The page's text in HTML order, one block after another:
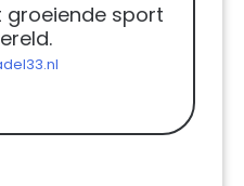
groeiende sport